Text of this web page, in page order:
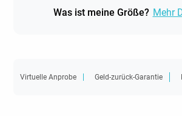
Was ist meine Größe? Mehr
Virtuelle Anprobe Geld-zurück-Garantie